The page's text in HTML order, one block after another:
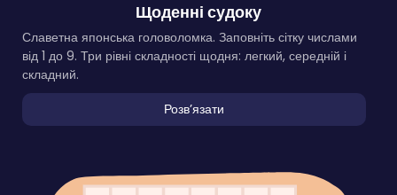
Щоденні судоку
Славетна японська головоломка. Заповніть сітку числами
від 1 до 9. Три рівні складності щодня: легкий, середній і
складний.
Розвʼязати